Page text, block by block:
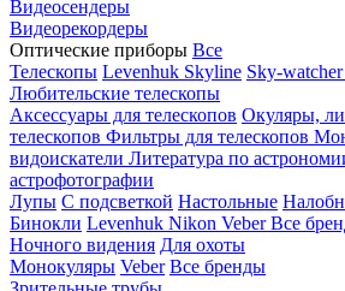
Видеосендеры
Видеорекордеры
Оптические приборы Все
Телескопы Levenhuk Skyline Sky-watcher
Любительские телескопы
Аксессуары для телескопов Окуляры,
телескопов Фильтры для телескопов
видоискатели Литература по
астрофотографии
Лупы С подсветкой Настольные
Бинокли Levenhuk Nikon VeberВсе
Ночного видения Для охоты
Монокуляры Veber Все бренды